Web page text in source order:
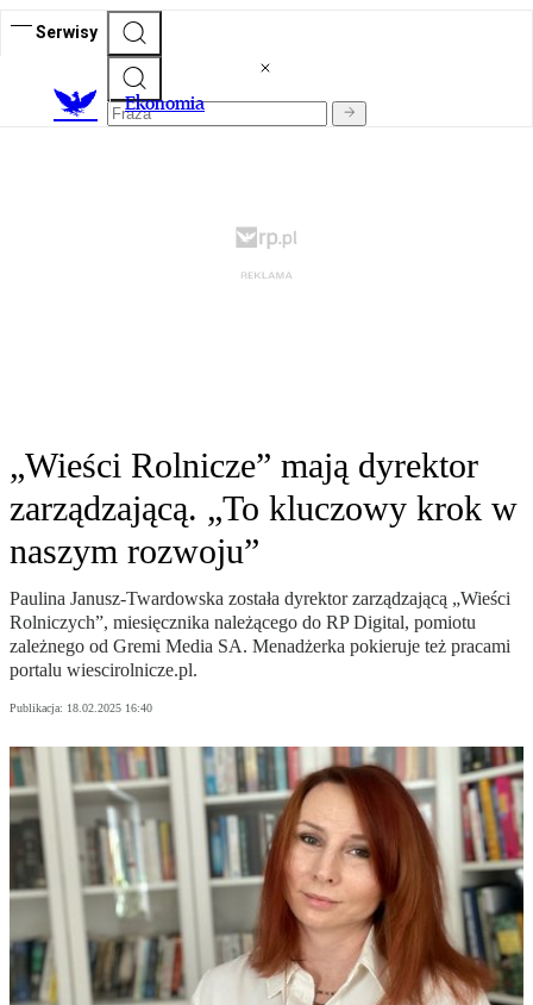
Serwisy
Ekonomia
„Wieści Rolnicze” mają dyrektor
zarządzającą. „To kluczowy krok w
naszym rozwoju”
Paulina Janusz-Twardowska została dyrektor zarządzającą „Wieści
Rolniczych”, miesięcznika należącego do RP Digital, pomiotu
zależnego od Gremi Media SA. Menadżerka pokieruje też pracami
portalu wiescirolnicze.pl.
Publikacja: 18.02.2025 16:40